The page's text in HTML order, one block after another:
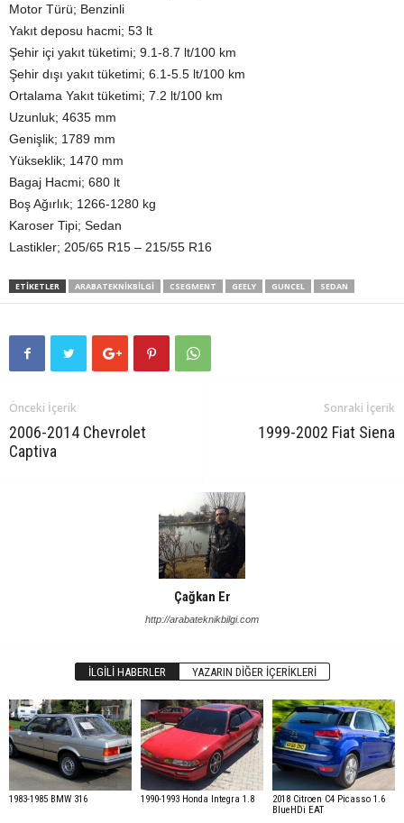
Motor Türü; Benzinli
Yakıt deposu hacmi; 53 lt
Şehir içi yakıt tüketimi; 9.1-8.7 lt/100 km
Şehir dışı yakıt tüketimi; 6.1-5.5 lt/100 km
Ortalama Yakıt tüketimi; 7.2 lt/100 km
Uzunluk; 4635 mm
Genişlik; 1789 mm
Yükseklik; 1470 mm
Bagaj Hacmi; 680 lt
Boş Ağırlık; 1266-1280 kg
Karoser Tipi; Sedan
Lastikler; 205/65 R15 – 215/55 R16
ETIKETLER ARABATEKNIKBILGI CSEGMENT GEELY GUNCEL SEDAN
Önceki İçerik
2006-2014 Chevrolet
Captiva
Sonraki İçerik
1999-2002 Fiat Siena
Çağkan Er
http://arabateknikbilgi.com
İLGILI HABERLER YAZARIN DIĞER İÇERIKLERI
1983-1985 BMW 316 1990-1993 Honda Integra 1.8
2018 Citroen C4 Picasso 1.6
BlueHDi EAT